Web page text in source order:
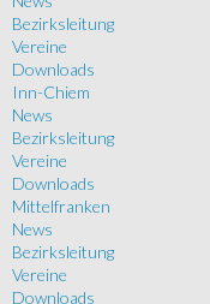
Bezirksleitung
Vereine
Downloads
Inn-Chiem
News
Bezirksleitung
Vereine
Downloads
Mittelfranken
News
Bezirksleitung
Vereine
Downloads